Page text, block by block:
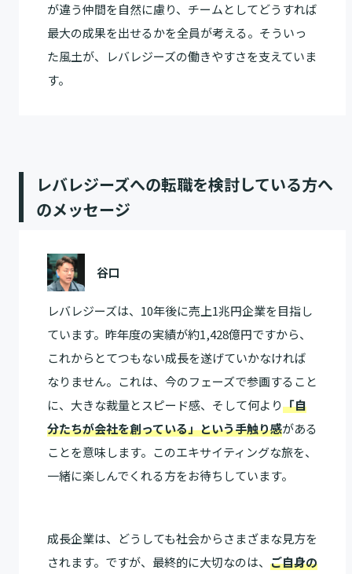
が違う仲間を自然に慮り、チームとしてどうすれば
最大の成果を出せるかを全員が考える。そういっ
た風土が、レバレジーズの働きやすさを支えていま
す。
レバレジーズへの転職を検討している方へ
のメッセージ
谷口
レバレジーズは、10年後に売上1兆円企業を目指し
ています。昨年度の実績が約1,428億円ですから、
これからとてつもない成長を遂げていかなければ
なりません。これは、今のフェーズで参画すること
に、大きな裁量とスピード感、そして何より「自
分たちが会社を創っている」という手触り感がある
ことを意味します。このエキサイティングな旅を、
一緒に楽しんでくれる方をお待ちしています。
成長企業は、どうしても社会からさまざまな見方を
されます。ですが、最終的に大切なのは、 ご自身の